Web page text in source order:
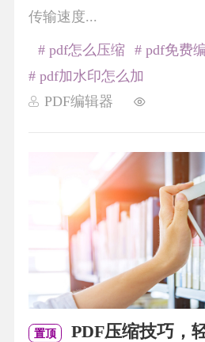
传输速度...
PDF编辑器
# pdf怎么压缩
# pdf免费
# pdf加水印怎么加
置顶
PDF压缩技巧，